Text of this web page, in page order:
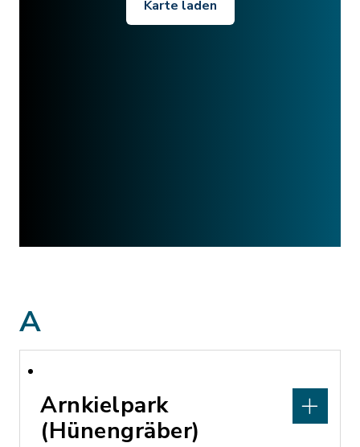
Karte laden
A
Arnkielpark
(Hünengräber)